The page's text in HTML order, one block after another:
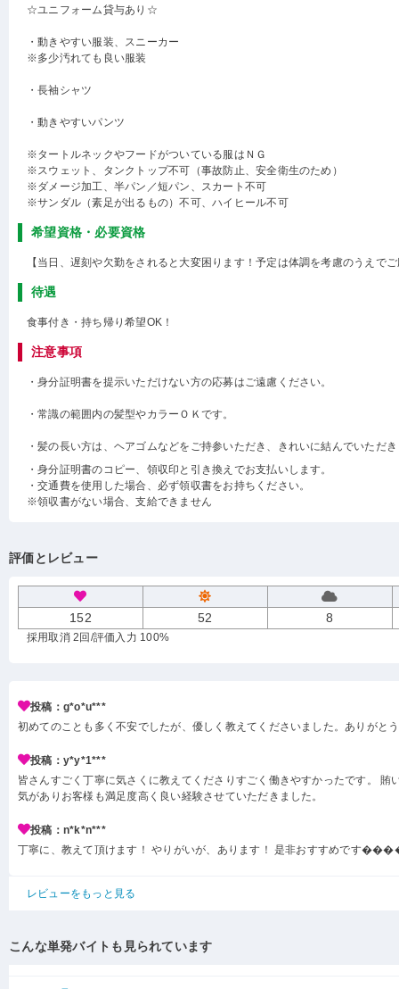
☆ユニフォーム貸与あり☆
・動きやすい服装、スニーカー
※多少汚れても良い服装
・長袖シャツ
・動きやすいパンツ
※タートルネックやフードがついている服はＮＧ
※スウェット、タンクトップ不可（事故防止、安全衛生のため）
※ダメージ加工、半パン／短パン、スカート不可
※サンダル（素足が出るもの）不可、ハイヒール不可
希望資格・必要資格
【当日、遅刻や欠勤をされると大変困ります！予定は体調を考慮のうえで
待遇
食事付き・持ち帰り希望OK！
注意事項
・身分証明書を提示いただけない方の応募はご遠慮ください。
・常識の範囲内の髪型やカラーＯＫです。
・髪の長い方は、ヘアゴムなどをご持参いただき、きれいに結んでいただ
・身分証明書のコピー、領収印と引き換えでお支払いします。
・交通費を使用した場合、必ず領収書をお持ちください。
※領収書がない場合、支給できません
評価とレビュー
152 52 8
採用取消 2回 /評価入力 100%
投稿：g*o*u***
初めてのことも多く不安でしたが、優しく教えてくださいました。ありがと
投稿：y*y*1***
皆さんすごく丁寧に気さくに教えてくださりすごく働きやすかったです。 賄
気がありお客様も満足度高く良い経験させていただきました。
投稿：n*k*n***
丁寧に、教えて頂けます！ やりがいが、あります！ 是非おすすめです
レビューをもっと見る
こんな単発バイトも見られています